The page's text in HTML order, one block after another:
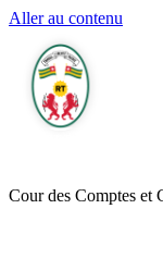
Aller au contenu
Cour des Comptes et